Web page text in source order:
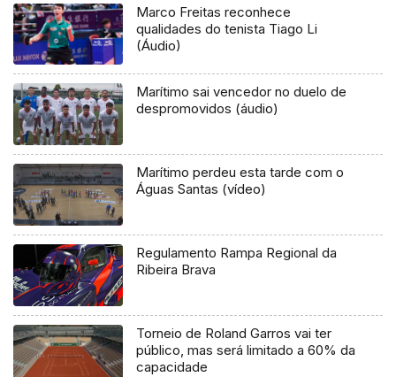
Marco Freitas reconhece
qualidades do tenista Tiago Li
(Áudio)
Marítimo sai vencedor no duelo de
despromovidos (áudio)
Marítimo perdeu esta tarde com o
Águas Santas (vídeo)
Regulamento Rampa Regional da
Ribeira Brava
Torneio de Roland Garros vai ter
público, mas será limitado a 60% da
capacidade